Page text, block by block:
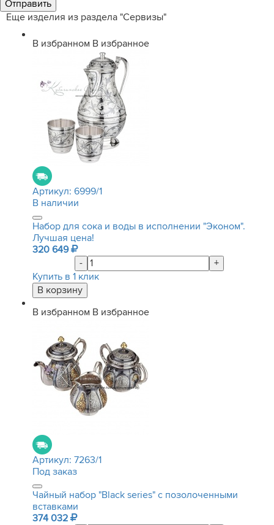
Еще изделия из раздела "Сервизы"
В избранном В избранное
Артикул: 6999/1
В наличии
Набор для сока и воды в исполнении "Эконом".
Лучшая цена!
320 649
-
+
Купить в 1 клик
В избранном В избранное
Артикул: 7263/1
Под заказ
Чайный набор "Black series" с позолоченными
вставками
374 032